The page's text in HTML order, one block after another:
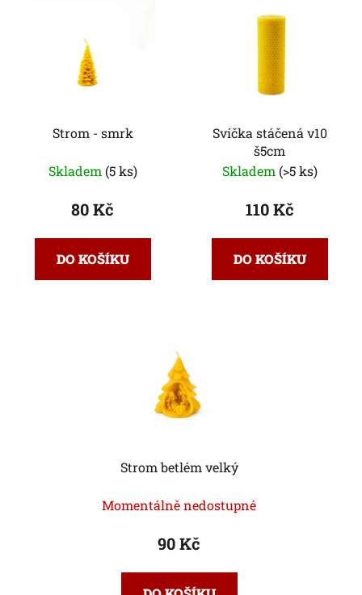
Strom - smrk
Skladem (5 ks)
80 Kč
DO KOŠÍKU
Svíčka stáčená v10
š5cm
Skladem (>5 ks)
110 Kč
DO KOŠÍKU
Strom betlém velký
Momentálně nedostupné
90 Kč